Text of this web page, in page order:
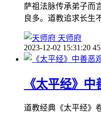
萨祖法脉传承弟子而
良多。道教追求长生
天师府
2023-12-02 15:31:20
《太平经》
道教经典《太平经》